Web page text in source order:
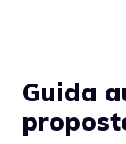
Guida